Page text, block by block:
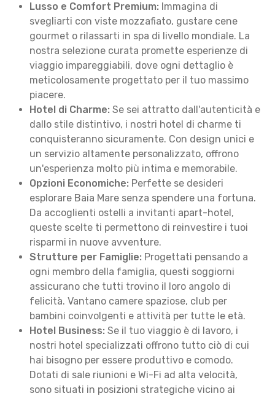
Lusso e Comfort Premium: Immagina di
svegliarti con viste mozzafiato, gustare cene
gourmet o rilassarti in spa di livello mondiale. La
nostra selezione curata promette esperienze di
viaggio impareggiabili, dove ogni dettaglio è
meticolosamente progettato per il tuo massimo
piacere.
Hotel di Charme: Se sei attratto dall'autenticità e
dallo stile distintivo, i nostri hotel di charme ti
conquisteranno sicuramente. Con design unici e
un servizio altamente personalizzato, offrono
un'esperienza molto più intima e memorabile.
Opzioni Economiche: Perfette se desideri
esplorare Baia Mare senza spendere una fortuna.
Da accoglienti ostelli a invitanti apart-hotel,
queste scelte ti permettono di reinvestire i tuoi
risparmi in nuove avventure.
Strutture per Famiglie: Progettati pensando a
ogni membro della famiglia, questi soggiorni
assicurano che tutti trovino il loro angolo di
felicità. Vantano camere spaziose, club per
bambini coinvolgenti e attività per tutte le età.
Hotel Business: Se il tuo viaggio è di lavoro, i
nostri hotel specializzati offrono tutto ciò di cui
hai bisogno per essere produttivo e comodo.
Dotati di sale riunioni e Wi-Fi ad alta velocità,
sono situati in posizioni strategiche vicino ai